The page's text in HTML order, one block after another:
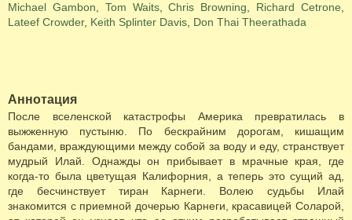
Michael Gambon
Tom Waits,Chris Browning Richard Cetrone
Lateef Crowder, Keith Splinter Davis Don Thai Theerathada
Аннотация
После вселенской катастрофы Америка превратилась в
выжженную пустыню. По бескрайним дорогам, кишащим
бандами, враждующими между собой за воду и еду, странствует
мудрый Илай. Однажды он прибывает в мрачные края, где
когда-то была цветущая Калифорния, а теперь это сущий ад,
где бесчинствует тиран Карнеги. Волею судьбы Илай
знакомится с приемной дочерью Карнеги, красавицей Соларой,